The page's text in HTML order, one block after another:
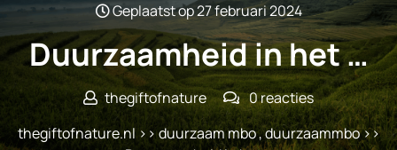
Geplaatst op 27 februari 2024
Duurzaamheid in het …
thegiftofnature
0 reacties
thegiftofnature.nl>>duurzaam mbo,duurzaammbo>>